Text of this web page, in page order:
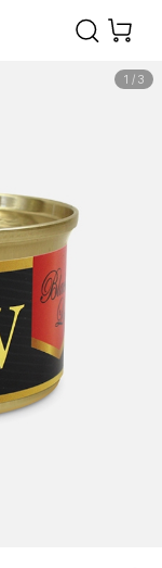
1 / 3